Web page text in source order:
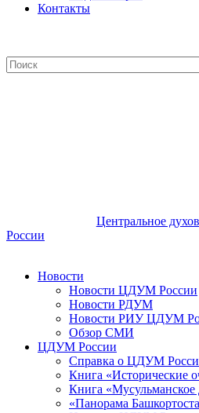
Контакты
Центральное
России
Новости
Новости ЦДУМ России
Новости РДУМ
Новости РИУ ЦДУМ
Обзор СМИ
ЦДУМ России
Справка о ЦДУМ
Книга «Исторические
Книга «Мусульманское
«Панорама